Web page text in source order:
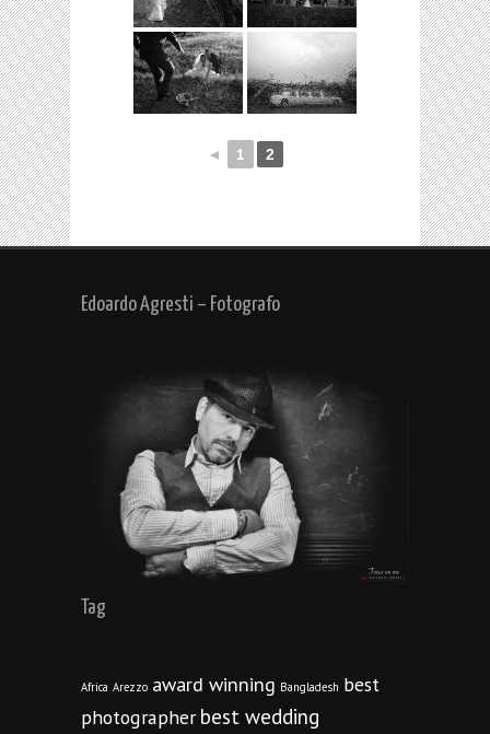
◄ 1 2
Edoardo Agresti – Fotografo
Tag
Africa Arezzo award winning Bangladesh best
photographer best wedding